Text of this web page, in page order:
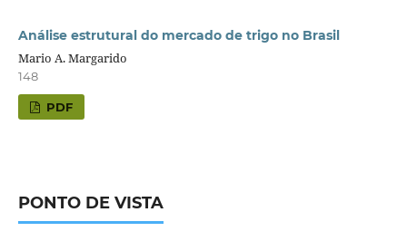
Análise estrutural do mercado de trigo no Brasil
Mario A. Margarido
148
PDF
PONTO DE VISTA